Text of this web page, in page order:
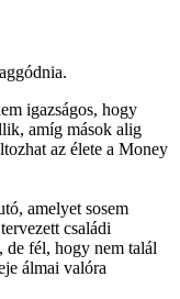
igazságos, hogy
amíg mások alig
az élete a Money
amelyet sosem
családi
de fél, hogy nem talál
álmai valóra